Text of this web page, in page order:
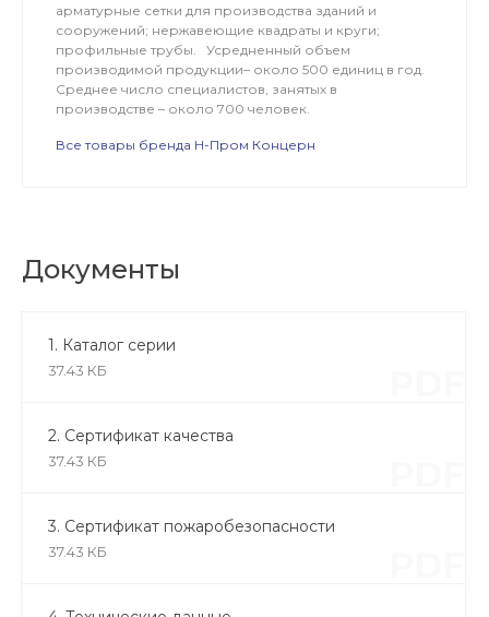
арматурные сетки для производства зданий и
сооружений; нержавеющие квадраты и круги;
профильные трубы. Усредненный объем
производимой продукции– около 500 единиц в год.
Среднее число специалистов, занятых в
производстве – около 700 человек.
Все товары бренда Н-Пром Концерн
Документы
1. Каталог серии
37.43 КБ
2. Сертификат качества
37.43 КБ
3. Сертификат пожаробезопасности
37.43 КБ